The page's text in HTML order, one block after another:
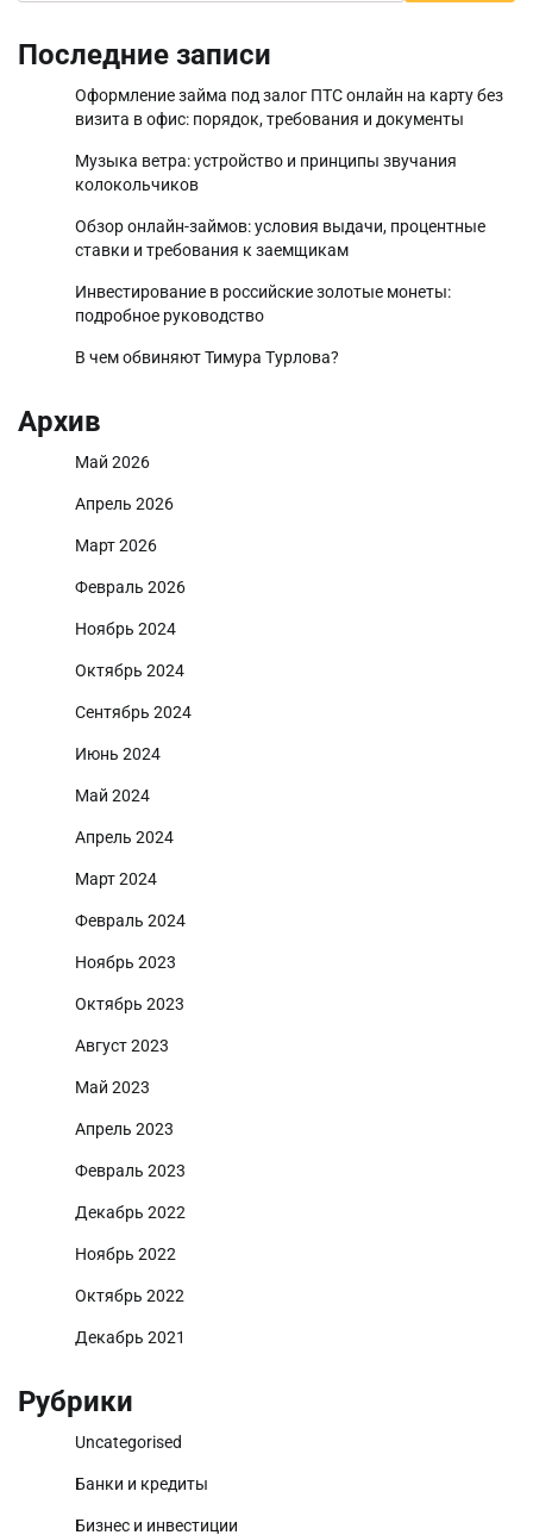
Последние записи
Оформление займа под залог ПТС онлайн на карту без
визита в офис: порядок, требования и документы
Музыка ветра: устройство и принципы звучания
колокольчиков
Обзор онлайн-займов: условия выдачи, процентные
ставки и требования к заемщикам
Инвестирование в российские золотые монеты:
подробное руководство
В чем обвиняют Тимура Турлова?
Архив
Май 2026
Апрель 2026
Март 2026
Февраль 2026
Ноябрь 2024
Октябрь 2024
Сентябрь 2024
Июнь 2024
Май 2024
Апрель 2024
Март 2024
Февраль 2024
Ноябрь 2023
Октябрь 2023
Август 2023
Май 2023
Апрель 2023
Февраль 2023
Декабрь 2022
Ноябрь 2022
Октябрь 2022
Декабрь 2021
Рубрики
Uncategorised
Банки и кредиты
Бизнес и инвестиции